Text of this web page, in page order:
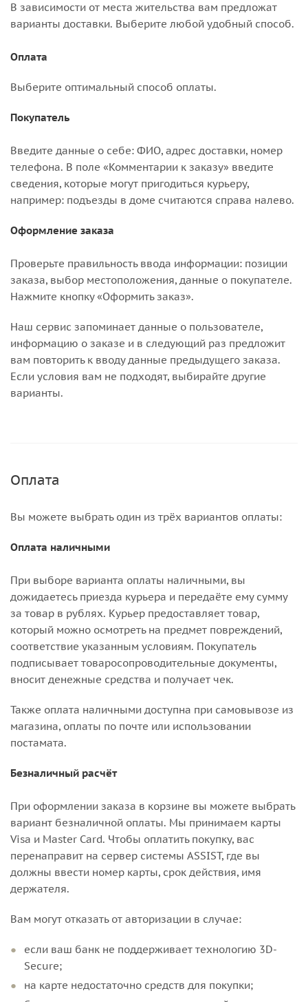
В зависимости от места жительства вам предложат
варианты доставки. Выберите любой удобный способ.
Оплата
Выберите оптимальный способ оплаты.
Покупатель
Введите данные о себе: ФИО, адрес доставки, номер
телефона. В поле «Комментарии к заказу» введите
сведения, которые могут пригодиться курьеру,
например: подъезды в доме считаются справа налево.
Оформление заказа
Проверьте правильность ввода информации: позиции
заказа, выбор местоположения, данные о покупателе.
Нажмите кнопку «Оформить заказ».
Наш сервис запоминает данные о пользователе,
информацию о заказе и в следующий раз предложит
вам повторить к вводу данные предыдущего заказа.
Если условия вам не подходят, выбирайте другие
варианты.
Оплата
Вы можете выбрать один из трёх вариантов оплаты:
Оплата наличными
При выборе варианта оплаты наличными, вы
дожидаетесь приезда курьера и передаёте ему сумму
за товар в рублях. Курьер предоставляет товар,
который можно осмотреть на предмет повреждений,
соответствие указанным условиям. Покупатель
подписывает товаросопроводительные документы,
вносит денежные средства и получает чек.
Также оплата наличными доступна при самовывозе из
магазина, оплаты по почте или использовании
постамата.
Безналичный расчёт
При оформлении заказа в корзине вы можете выбрать
вариант безналичной оплаты. Мы принимаем карты
Visa и Master Card. Чтобы оплатить покупку, вас
перенаправит на сервер системы ASSIST, где вы
должны ввести номер карты, срок действия, имя
держателя.
Вам могут отказать от авторизации в случае:
если ваш банк не поддерживает технологию 3D-
Secure;
на карте недостаточно средств для покупки;